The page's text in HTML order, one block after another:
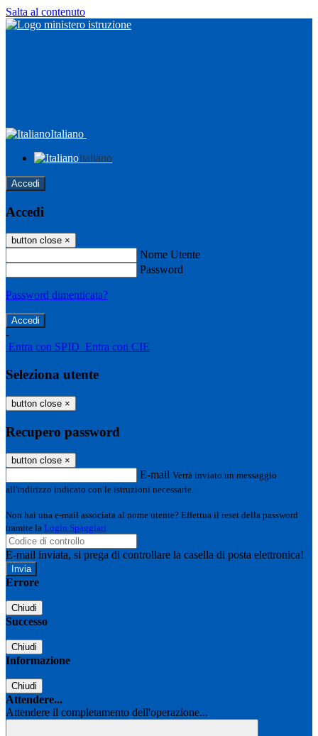
Salta al contenuto
Italiano
Italiano
Accedi
Accedi
button close ×
Nome Utente
Password
Password dimenticata?
-
Entra con SPID Entra con CIE
Seleziona utente
button close ×
Recupero password
button close ×
E-mail Verrà inviato un messaggio
all'indirizzo indicato con le istruzioni necessarie.
Non hai una e-mail associata al nome utente? Effettua il reset della password
tramite la Login Spaggiari
E-mail inviata, si prega di controllare la casella di posta elettronica!
Errore
Chiudi
Successo
Chiudi
Informazione
Chiudi
Attendere...
Attendere il completamento dell'operazione...